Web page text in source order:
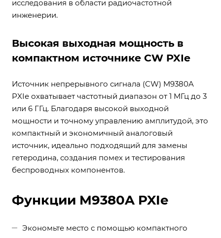
исследования в области радиочастотной
инженерии.
Высокая выходная мощность в
компактном источнике CW PXIe
Источник непрерывного сигнала (CW) M9380A
PXIe охватывает частотный диапазон от 1 МГц до 3
или 6 ГГц. Благодаря высокой выходной
мощности и точному управлению амплитудой, это
компактный и экономичный аналоговый
источник, идеально подходящий для замены
гетеродина, создания помех и тестирования
беспроводных компонентов.
Функции M9380A PXIe
Экономьте место с помощью компактного